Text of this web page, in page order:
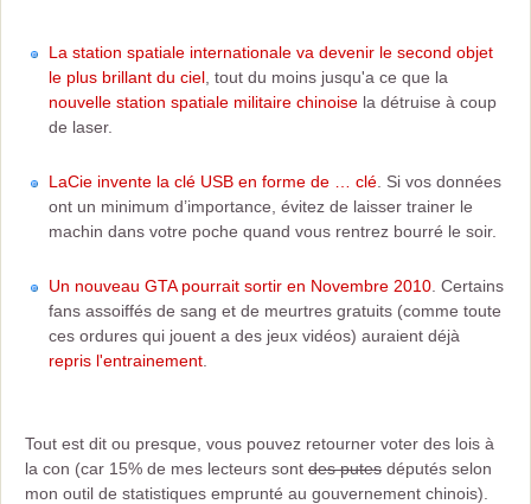
La station spatiale internationale va devenir le second objet
le plus brillant du ciel , tout du moins jusqu'a ce que la
nouvelle station spatiale militaire chinoise la détruise à coup
de laser.
LaCie invente la clé USB en forme de … clé . Si vos données
ont un minimum d’importance, évitez de laisser trainer le
machin dans votre poche quand vous rentrez bourré le soir.
Un nouveau GTA pourrait sortir en Novembre 2010 . Certains
fans assoiffés de sang et de meurtres gratuits (comme toute
ces ordures qui jouent a des jeux vidéos) auraient déjà
repris l'entrainement
Tout est dit ou presque, vous pouvez retourner voter des lois à
la con (car 15% de mes lecteurs sont des putes députés selon
mon outil de statistiques emprunté au gouvernement chinois).